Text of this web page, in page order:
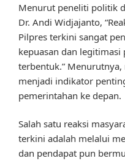
Menurut peneliti politik
Dr. Andi Widjajanto,
Pilpres terkini sangat
kepuasan dan
terbentuk.”
menjadi indikator
pemerintahan ke depan.
Salah satu reaksi
terkini adalah melalui
dan pendapat pun